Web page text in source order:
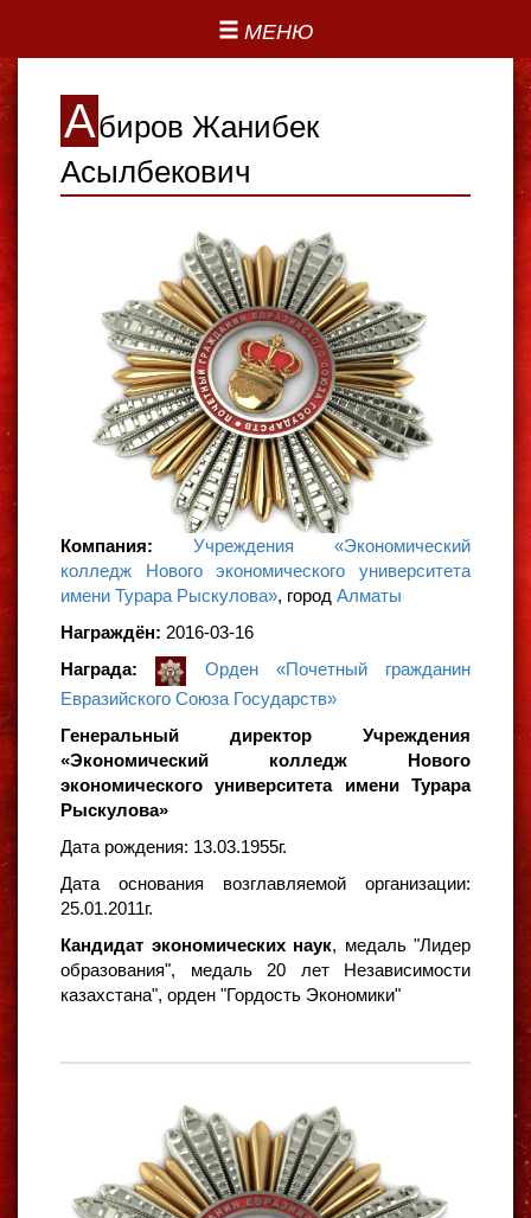
МЕНЮ
Абиров Жанибек
Асылбекович
Компания: Учреждения «Экономический
колледж Нового экономического университета
имени Турара Рыскулова», город Алматы
Награждён: 2016-03-16
Награда:
Орден «Почетный гражданин
Евразийского Союза Государств»
Генеральный директор Учреждения
«Экономический колледж Нового
экономического университета имени Турара
Рыскулова»
Дата рождения: 13.03.1955г.
Дата основания возглавляемой организации:
25.01.2011г.
Кандидат экономических наук, медаль "Лидер
образования", медаль 20 лет Независимости
казахстана", орден "Гордость Экономики"